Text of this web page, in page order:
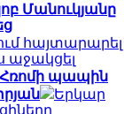
Մանուկյանը
հայտարարել
աջակցել
Հռոմի պապին
Երկար